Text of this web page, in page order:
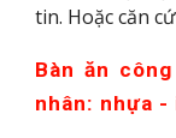
tin. Hoặc căn
Bàn ăn
nhân: nhựa